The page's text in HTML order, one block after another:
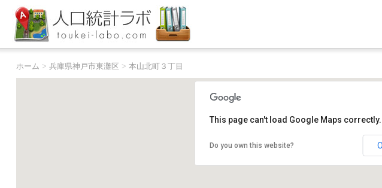
ホーム > 兵庫県神戸市東灘区 > 本山北町３丁目
This page can't load Google Maps correctly.
Do you own this website?